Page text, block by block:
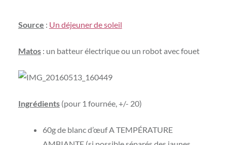
Source : Un déjeuner de soleil
Matos: un batteur électrique ou un robot avec fouet
Ingrédients(pour 1 fournée, +/- 20)
60g de blanc d’œuf A TEMPÉRATURE